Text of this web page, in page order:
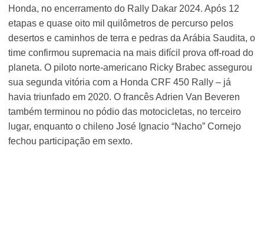
Honda, no encerramento do Rally Dakar 2024. Após 12
etapas e quase oito mil quilômetros de percurso pelos
desertos e caminhos de terra e pedras da Arábia Saudita, o
time confirmou supremacia na mais difícil prova off-road do
planeta. O piloto norte-americano Ricky Brabec assegurou
sua segunda vitória com a Honda CRF 450 Rally – já
havia triunfado em 2020. O francês Adrien Van Beveren
também terminou no pódio das motocicletas, no terceiro
lugar, enquanto o chileno José Ignacio “Nacho” Cornejo
fechou participação em sexto.